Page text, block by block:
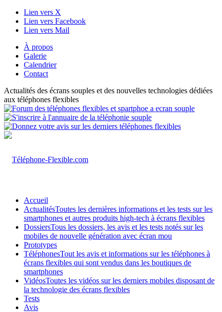
Lien vers X
Lien vers Facebook
Lien vers Mail
À propos
Galerie
Calendrier
Contact
Actualités des écrans souples et des nouvelles technologies dédiées
aux téléphones flexibles
Accueil
ActualitésToutes les dernières informations et les tests sur les
smartphones et autres produits high-tech à écrans flexibles
DossiersTous les dossiers, les avis et les tests notés sur les
mobiles de nouvelle génération avec écran mou
Prototypes
TéléphonesTout les avis et informations sur les téléphones à
écrans flexibles qui sont vendus dans les boutiques de
smartphones
VidéosToutes les vidéos sur les derniers mobiles disposant de
la technologie des écrans flexibles
Tests
Avis